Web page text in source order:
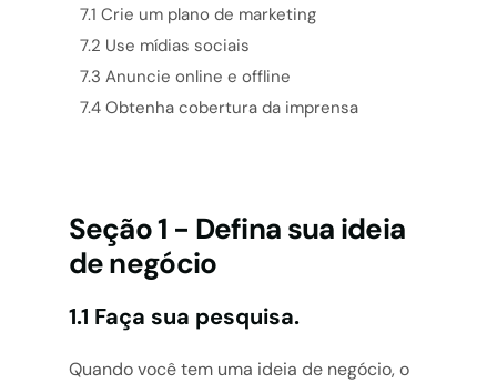
7.1 Crie um plano de marketing
7.2 Use mídias sociais
7.3 Anuncie online e offline
7.4 Obtenha cobertura da imprensa
Seção 1 - Defina sua ideia
de negócio
1.1 Faça sua pesquisa.
Quando você tem uma ideia de negócio, o